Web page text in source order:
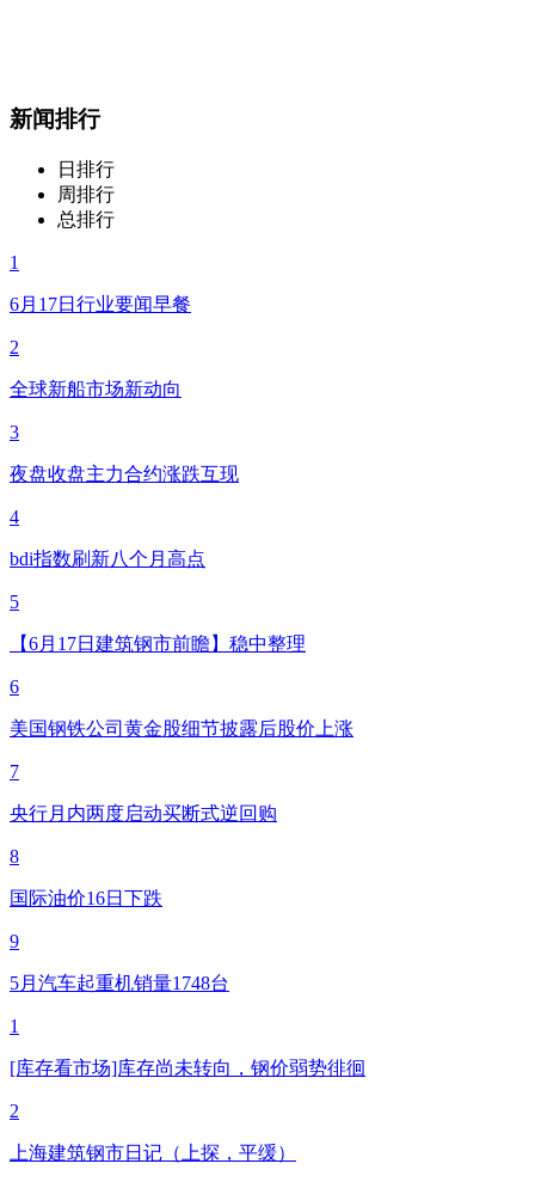
新闻排行
日排行
周排行
总排行
1
6月17日行业要闻早餐
2
全球新船市场新动向
3
夜盘收盘主力合约涨跌互现
4
bdi指数刷新八个月高点
5
【6月17日建筑钢市前瞻】稳中整理
6
美国钢铁公司黄金股细节披露后股价上涨
7
央行月内两度启动买断式逆回购
8
国际油价16日下跌
9
5月汽车起重机销量1748台
1
[库存看市场]库存尚未转向，钢价弱势徘徊
2
上海建筑钢市日记（上探，平缓）